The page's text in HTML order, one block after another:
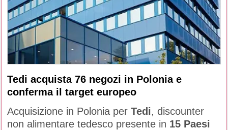
Tedi acquista 76 negozi in Polonia e
conferma il target europeo
Acquisizione in Polonia per Tedi, discounter
non alimentare tedesco presente in 15 Paesi